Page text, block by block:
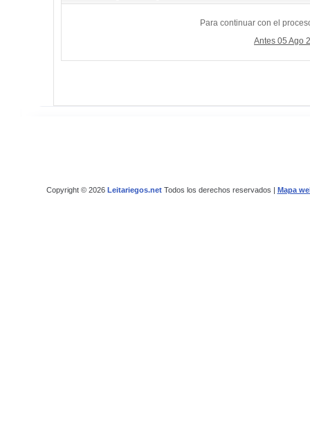
Para continuar con el
Antes 05 Ago
Copyright © 2026 Leitariegos.netTodos los derechos reservados | Mapa